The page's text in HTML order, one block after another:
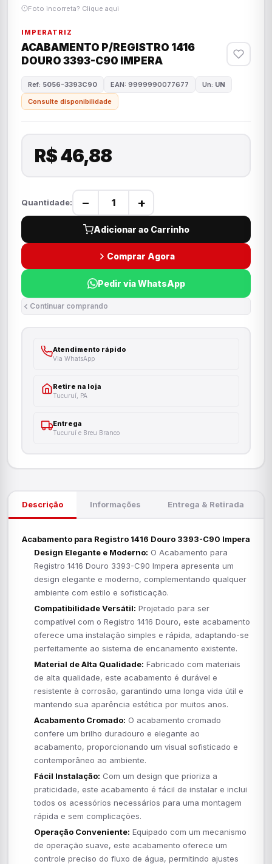
Foto incorreta? Clique aqui
IMPERATRIZ
ACABAMENTO P/REGISTRO 1416
DOURO 3393-C90 IMPERA
Ref: 5056-3393C90 EAN: 9999990077677 Un: UN
Consulte disponibilidade
R$ 46,88
Quantidade: − +
Adicionar ao Carrinho
Comprar Agora
Pedir via WhatsApp
Continuar comprando
Atendimento rápido
Via WhatsApp
Retire na loja
Tucuruí, PA
Entrega
Tucuruí e Breu Branco
Descrição Informações Entrega & Retirada
Acabamento para Registro 1416 Douro 3393-C90 Impera
Design Elegante e Moderno: O Acabamento para
Registro 1416 Douro 3393-C90 Impera apresenta um
design elegante e moderno, complementando qualquer
ambiente com estilo e sofisticação.
Compatibilidade Versátil: Projetado para ser
compatível com o Registro 1416 Douro, este acabamento
oferece uma instalação simples e rápida, adaptando-se
perfeitamente ao sistema de encanamento existente.
Material de Alta Qualidade: Fabricado com materiais
de alta qualidade, este acabamento é durável e
resistente à corrosão, garantindo uma longa vida útil e
mantendo sua aparência estética por muitos anos.
Acabamento Cromado: O acabamento cromado
confere um brilho duradouro e elegante ao
acabamento, proporcionando um visual sofisticado e
contemporâneo ao ambiente.
Fácil Instalação: Com um design que prioriza a
praticidade, este acabamento é fácil de instalar e inclui
todos os acessórios necessários para uma montagem
rápida e sem complicações.
Operação Conveniente: Equipado com um mecanismo
de operação suave, este acabamento oferece um
controle preciso do fluxo de água, permitindo ajustes